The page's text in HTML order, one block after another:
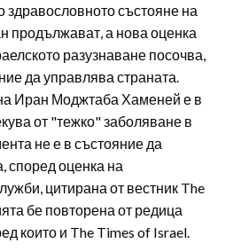
здравословното състояне на
продължават, а нова оценка
разузнаване посочва,
да управлява страната.
Иран Моджтаба Хаменей е в
от "тежко" заболяване в
не е в състояние да
според оценка на
цитирана от вестник The
бе повторена от редица
които и The Times of Israel.